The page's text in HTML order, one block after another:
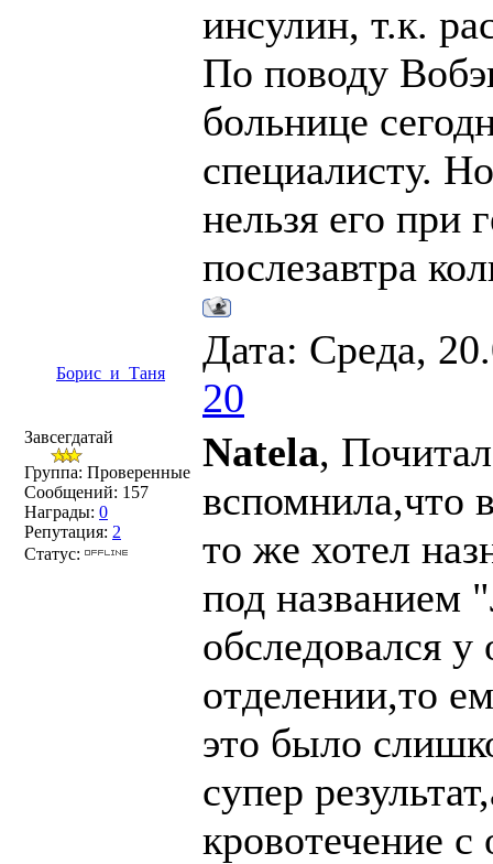
инсулин, т.к.
По поводу
больнице
специалисту.
нельзя его при
послезавтра
Борис_и_Таня
Дата: Среда,
20
Завсегдатай
Группа: Проверенные
Сообщений: 157
Награды: 0
Репутация: 2
Статус:
Natela,
вспомнила,что
то же хотел
под названием
обследовался
отделении,то
это было
супер
кровотечение с